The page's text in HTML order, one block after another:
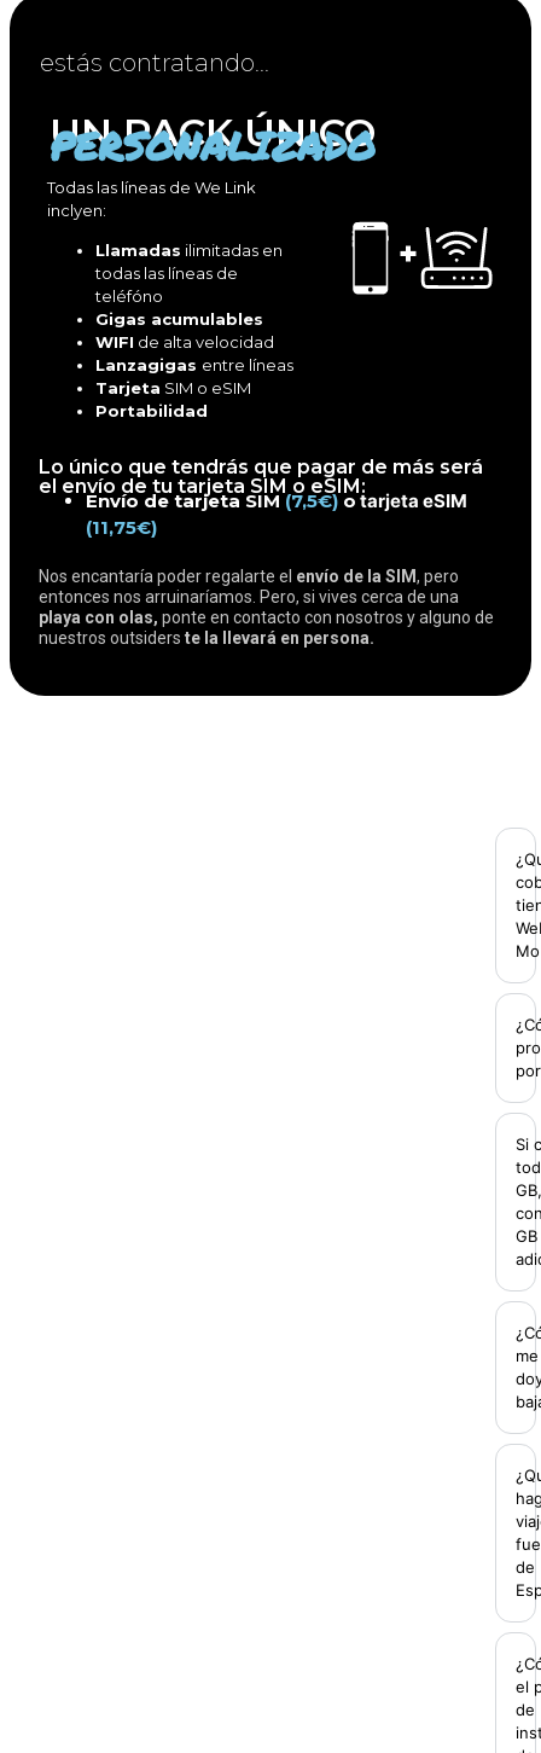
estás contratando...
UN PACK ÚNICO
PERSONALIZADO
Todas las líneas de We Link
inclyen:
Llamadas ilimitadas en
todas las líneas de
teléfóno
Gigas acumulables
WIFI de alta velocidad
Lanzagigas entre líneas
Tarjeta SIM o eSIM
Portabilidad
+
Lo único que tendrás que pagar de más será
el envío de tu tarjeta SIM o eSIM:
Envío de tarjeta SIM (7,5€) o tarjeta eSIM
(11,75€)
Nos encantaría poder regalarte el envío de la SIM, pero
entonces nos arruinaríamos. Pero, si vives cerca de una
playa con olas, ponte en contacto con nosotros y alguno de
nuestros outsiders te la llevará en persona.
Si
GB
me
de
el
de